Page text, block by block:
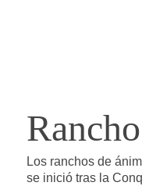
Los ranchos de
se inició tras la